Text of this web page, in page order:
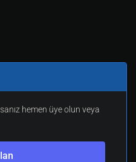
hemen üye olun veya